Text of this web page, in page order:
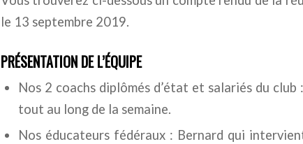
le 13 septembre 2019.
PRÉSENTATION DE L’ÉQUIPE
Nos 2 coachs diplômés d’état et salariés du
tout au long de la semaine.
Nos éducateurs fédéraux : Bernard qui